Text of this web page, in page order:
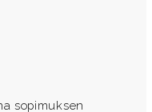
sopimuksen